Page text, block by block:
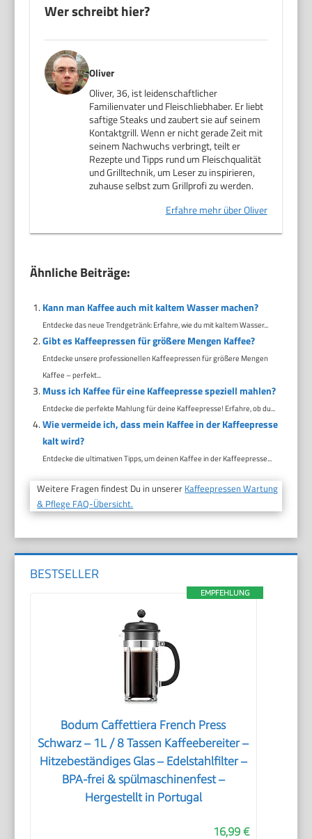
Wer schreibt hier?
Oliver
Oliver, 36, ist leidenschaftlicher
Familienvater und Fleischliebhaber. Er liebt
saftige Steaks und zaubert sie auf seinem
Kontaktgrill. Wenn er nicht gerade Zeit mit
seinem Nachwuchs verbringt, teilt er
Rezepte und Tipps rund um Fleischqualität
und Grilltechnik, um Leser zu inspirieren,
zuhause selbst zum Grillprofi zu werden.
Erfahre mehr über Oliver
Ähnliche Beiträge:
Kann man Kaffee auch mit kaltem Wasser machen?
Entdecke das neue Trendgetränk: Erfahre, wie du mit kaltem Wasser...
Gibt es Kaffeepressen für größere Mengen Kaffee?
Entdecke unsere professionellen Kaffeepressen für größere Mengen
Kaffee – perfekt...
Muss ich Kaffee für eine Kaffeepresse speziell mahlen?
Entdecke die perfekte Mahlung für deine Kaffeepresse! Erfahre, ob du...
Wie vermeide ich, dass mein Kaffee in der Kaffeepresse
kalt wird?
Entdecke die ultimativen Tipps, um deinen Kaffee in der Kaffeepresse...
Weitere Fragen findest Du in unserer Kaffeepressen Wartung
& Pflege FAQ-Übersicht.
BESTSELLER
EMPFEHLUNG
Bodum Caffettiera French Press
Schwarz – 1L / 8 Tassen Kaffeebereiter –
Hitzebeständiges Glas – Edelstahlfilter –
BPA-frei & spülmaschinenfest –
Hergestellt in Portugal
16,99 €